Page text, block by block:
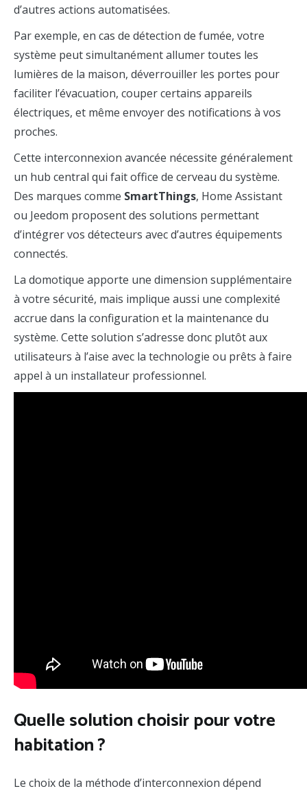
d’autres actions automatisées.
Par exemple, en cas de détection de fumée, votre
système peut simultanément allumer toutes les
lumières de la maison, déverrouiller les portes pour
faciliter l’évacuation, couper certains appareils
électriques, et même envoyer des notifications à vos
proches.
Cette interconnexion avancée nécessite généralement
un hub central qui fait office de cerveau du système.
Des marques comme SmartThings, Home Assistant
ou Jeedom proposent des solutions permettant
d’intégrer vos détecteurs avec d’autres équipements
connectés.
La domotique apporte une dimension supplémentaire
à votre sécurité, mais implique aussi une complexité
accrue dans la configuration et la maintenance du
système. Cette solution s’adresse donc plutôt aux
utilisateurs à l’aise avec la technologie ou prêts à faire
appel à un installateur professionnel.
Quelle solution choisir pour votre
habitation ?
Le choix de la méthode d’interconnexion dépend